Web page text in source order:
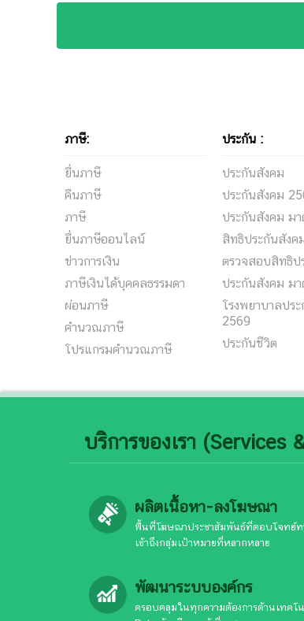
ภาษี:
ยื่นภาษี
คืนภาษี
ภาษี
ยื่นภาษีออนไลน์
ข่าวการเงิน
ภาษีเงินได้บุคคลธรรมดา
ผ่อนภาษี
คํานวณภาษี
โปรแกรมคำนวณภาษี
ประกัน :
ประกันสังคม
ประกันสังคม
ประกันสังคม มา
สิทธิประกันสังค
ตรวจสอบสิทธิป
ประกันสังคม มา
โรงพยาบาลปร
2569
ประกันชีวิต
บริการของเรา (Services
ผลิตเนื้อหา-ลงโฆษณา
พื้นที่โฆษณาประชาสัมพันธ์ที่ตอบโจทย์ท
เข้าถึงกลุ่มเป้าหมายที่หลากหลาย
พัฒนาระบบองค์กร
ครอบคลุมในทุกความต้องการด้านเทคโ